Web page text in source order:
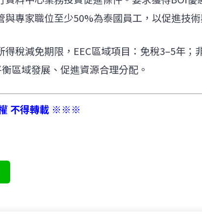
與專家職位至少50%為泰國員工，以促進技術
得稅減免期限，EEC區域項目：免稅3–5年；
區域發展、促進資源合理分配。
不得轉載 ※※※
社會時事，為在泰華人讀者提供即